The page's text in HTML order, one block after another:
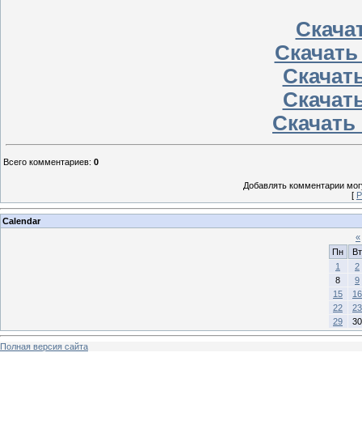
Всего комментариев: 0
Добавлять комментарии
[
Calendar
«
Пн
Вт
1
2
8
9
15
16
22
23
29
30
Полная версия сайта